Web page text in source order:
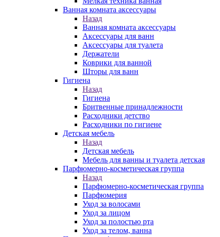
Ванная комната аксессуары
Назад
Ванная комната аксессуары
Аксессуары для ванн
Аксессуары для туалета
Держатели
Коврики для ванной
Шторы для ванн
Гигиена
Назад
Гигиена
Бритвенные принадлежности
Расходники детство
Расходники по гигиене
Детская мебель
Назад
Детская мебель
Мебель для ванны и туалета детская
Парфюмерно-косметическая группа
Назад
Парфюмерно-косметическая группа
Парфюмерия
Уход за волосами
Уход за лицом
Уход за полостью рта
Уход за телом, ванна